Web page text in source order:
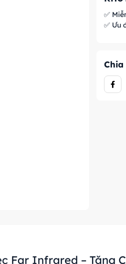
✅
✅ Ưu
Chia
Far Infrared – Tăng